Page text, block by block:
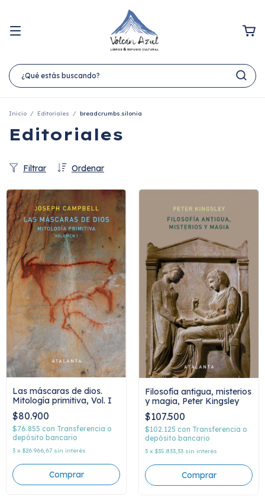
Inicio / Editoriales / breadcrumbs.silonia
Editoriales
Ordenar
Filtrar
Las máscaras de dios.
Mitología primitiva, Vol. I
$80.900
$76.855 con Transferencia o
depósito bancario
3 x $26.966,67 sin interés
Filosofía antigua, misterios
y magia, Peter Kingsley
$107.500
$102.125 con Transferencia o
depósito bancario
3 x $35.833,33 sin interés